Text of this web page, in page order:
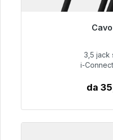
Pronto per la
3,5 jack
i-
da